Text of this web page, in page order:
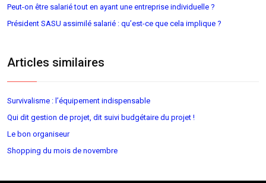
Peut-on être salarié tout en ayant une entreprise individuelle ?
Président SASU assimilé salarié : qu’est-ce que cela implique ?
Articles similaires
Survivalisme : l’équipement indispensable
Qui dit gestion de projet, dit suivi budgétaire du projet !
Le bon organiseur
Shopping du mois de novembre